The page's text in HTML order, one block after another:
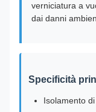
verniciatura a
dai danni
Specificità
Isolamento